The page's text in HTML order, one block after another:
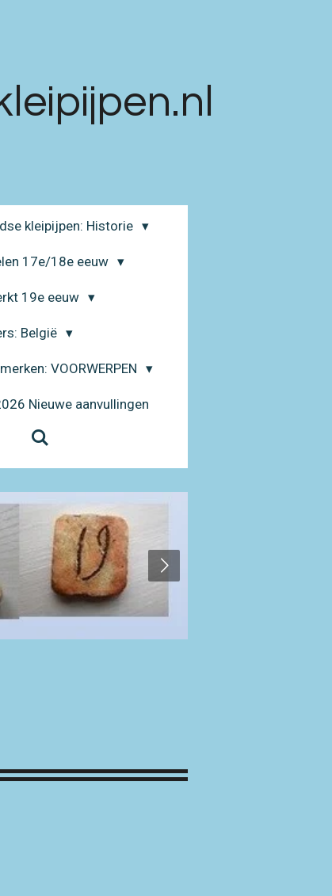
kleipijpen: Historie
17e/18e eeuw
19e eeuw
België
VOORWERPEN
Nieuwe aanvullingen